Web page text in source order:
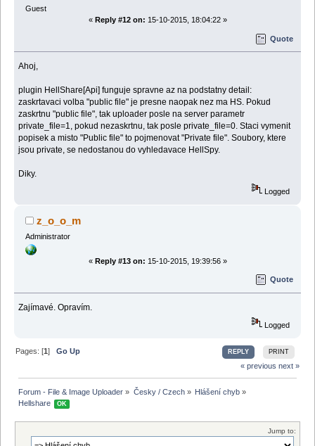
Guest
« Reply #12 on: 15-10-2015, 18:04:22 »
Quote
Ahoj,
plugin HellShare[Api] funguje spravne az na podstatny detail:
zaskrtavaci volba "public file" je presne naopak nez ma HS. Pokud
zaskrtnu "public file", tak uploader posle na server parametr
private_file=1, pokud nezaskrtnu, tak posle private_file=0. Staci vymenit
popisek a misto "Public file" to pojmenovat "Private file". Soubory, ktere
jsou private, se nedostanou do vyhledavace HellSpy.
Diky.
Logged
z_o_o_m
Administrator
« Reply #13 on: 15-10-2015, 19:39:56 »
Quote
Zajímavé. Opravím.
Logged
REPLY PRINT
Pages: [1]Go Up
« previous next »
Forum - File & Image Uploader » Česky / Czech» Hlášení chyb»
Hellshare
OK
Jump to: